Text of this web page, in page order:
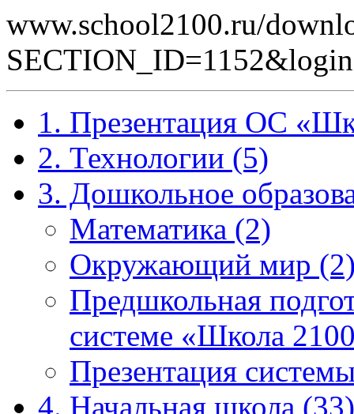
www.school2100.ru/
1. Презентация ОС
2. Технологии (5)
3. Дошкольное
Математика (2)
Окружающий мир
Предшкольная
системе «Школа
Презентация
4. Начальная школа (33)